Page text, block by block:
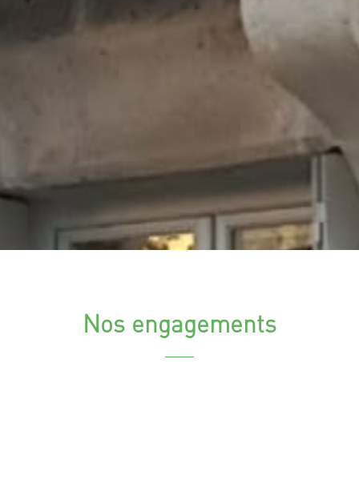
Nos engagements